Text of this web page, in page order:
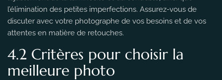
l’élimination des petites imperfections. Assurez-vous de
discuter avec votre photographe de vos besoins et de vos
attentes en matière de retouches.
4.2 Critères pour choisir la
meilleure photo